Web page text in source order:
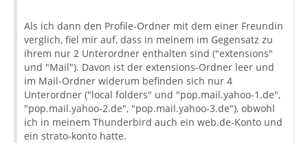
Als ich dann den Profile-Ordner mit dem einer Freundin
verglich, fiel mir auf, dass in meinem im Gegensatz zu
ihrem nur 2 Unterordner enthalten sind ("extensions"
und "Mail"). Davon ist der extensions-Ordner leer und
im Mail-Ordner widerum befinden sich nur 4
Unterordner ("local folders" und "pop.mail.yahoo-1.de",
"pop.mail.yahoo-2.de", "pop.mail.yahoo-3.de"), obwohl
ich in meinem Thunderbird auch ein web.de-Konto und
ein strato-konto hatte.